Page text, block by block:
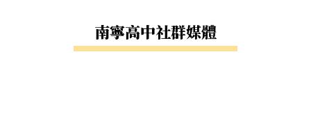
南寧高中社群媒體